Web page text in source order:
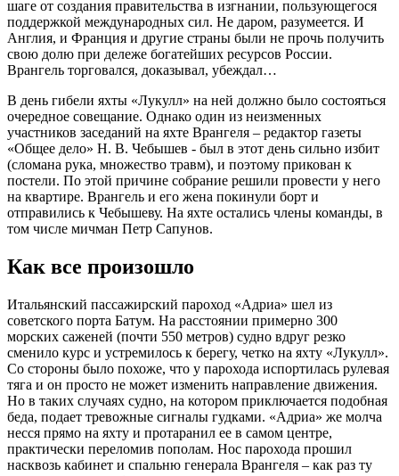
шаге от создания правительства в изгнании, пользующегося
поддержкой международных сил. Не даром, разумеется. И
Англия, и Франция и другие страны были не прочь получить
свою долю при дележе богатейших ресурсов России.
Врангель торговался, доказывал, убеждал…
В день гибели яхты «Лукулл» на ней должно было состояться
очередное совещание. Однако один из неизменных
участников заседаний на яхте Врангеля – редактор газеты
«Общее дело» Н. В. Чебышев - был в этот день сильно избит
(сломана рука, множество травм), и поэтому прикован к
постели. По этой причине собрание решили провести у него
на квартире. Врангель и его жена покинули борт и
отправились к Чебышеву. На яхте остались члены команды, в
том числе мичман Петр Сапунов.
Как все произошло
Итальянский пассажирский пароход «Адриа» шел из
советского порта Батум. На расстоянии примерно 300
морских саженей (почти 550 метров) судно вдруг резко
сменило курс и устремилось к берегу, четко на яхту «Лукулл».
Со стороны было похоже, что у парохода испортилась рулевая
тяга и он просто не может изменить направление движения.
Но в таких случаях судно, на котором приключается подобная
беда, подает тревожные сигналы гудками. «Адриа» же молча
несся прямо на яхту и протаранил ее в самом центре,
практически переломив пополам. Нос парохода прошил
насквозь кабинет и спальню генерала Врангеля – как раз ту